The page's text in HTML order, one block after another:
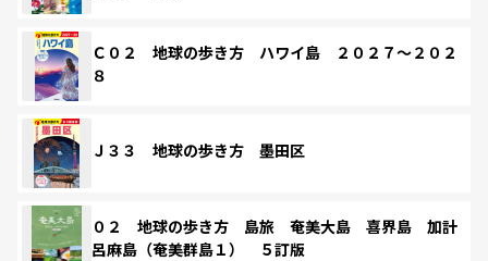
Ｃ０２ 地球の歩き方 ハワイ島 ２０２７～２０２
８
Ｊ３３ 地球の歩き方 墨田区
０２ 地球の歩き方 島旅 奄美大島 喜界島 加計
呂麻島（奄美群島１） ５訂版